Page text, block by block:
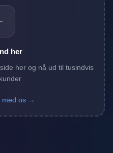
her
her og nå ud til tusindvis
med os →